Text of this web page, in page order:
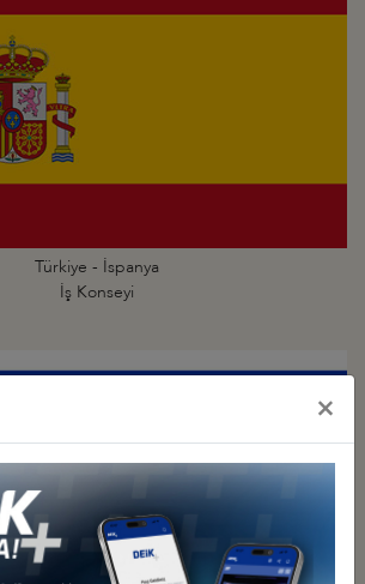
Türkiye - İspanya
İş Konseyi
×